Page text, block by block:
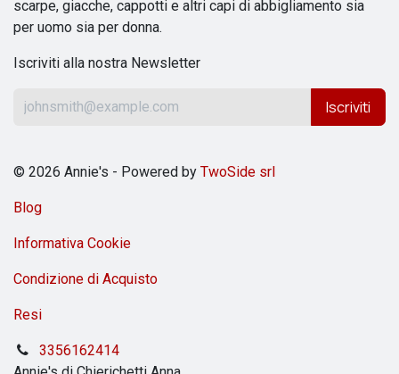
scarpe, giacche, cappotti e altri capi di abbigliamento sia
per uomo sia per donna.
Iscriviti alla nostra Newsletter
Iscriviti
© 2026 Annie's - Powered by TwoSide srl
Blog
Informativa Cookie
Condizione di Acquisto
Resi
3356162414